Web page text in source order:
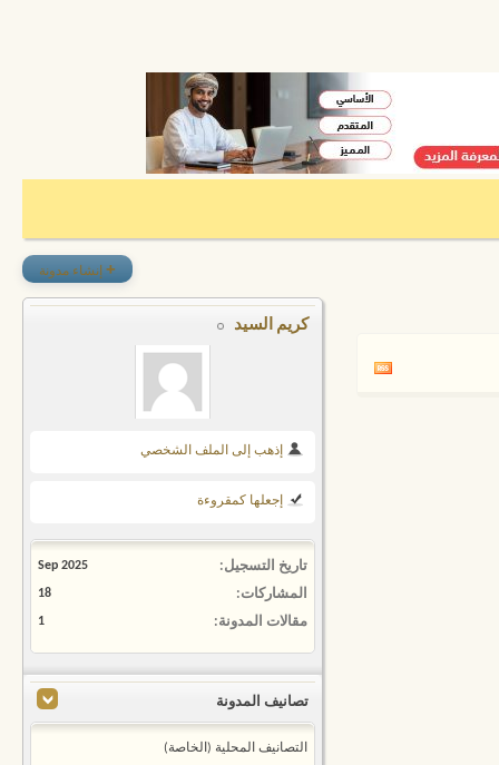
+ إنشاء مدونة
كريم السيد
إذهب إلى الملف الشخصي
إجعلها كمقروءة
تاريخ التسجيل Sep 2025
المشاركات 18
مقالات المدونة 1
تصانيف المدونة
التصانيف المحلية (الخاصة)